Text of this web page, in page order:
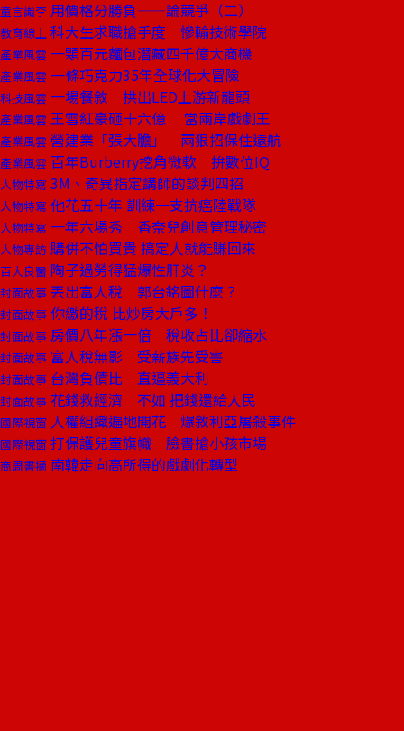
童言識李 用價格分勝負——論競爭（二）
教育線上 科大生求職搶手度 慘輸技術學院
產業風雲 一顆百元麵包潛藏四千億大商機
產業風雲 一條巧克力35年全球化大冒險
科技風雲 一場餐敘 拱出LED上游新龍頭
產業風雲 王雪紅豪砸十六億 當兩岸戲劇王
產業風雲 營建業「張大膽」 兩狠招保住遠航
產業風雲 百年Burberry挖角微軟 拚數位IQ
人物特寫 3M、奇異指定講師的談判四招
人物特寫 他花五十年 訓練一支抗癌陸戰隊
人物特寫 一年六場秀 香奈兒創意管理秘密
人物專訪 購併不怕買貴 搞定人就能賺回來
百大良醫 陶子過勞得猛爆性肝炎？
封面故事 丟出富人稅 郭台銘圖什麼？
封面故事 你繳的稅 比炒房大戶多！
封面故事 房價八年漲一倍 稅收占比卻縮水
封面故事 富人稅無影 受薪族先受害
封面故事 台灣負債比 直逼義大利
封面故事 花錢救經濟 不如 把錢還給人民
國際視窗 人權組織遍地開花 爆敘利亞屠殺事件
國際視窗 打保護兒童旗幟 臉書搶小孩市場
商周書摘 南韓走向高所得的戲劇化轉型